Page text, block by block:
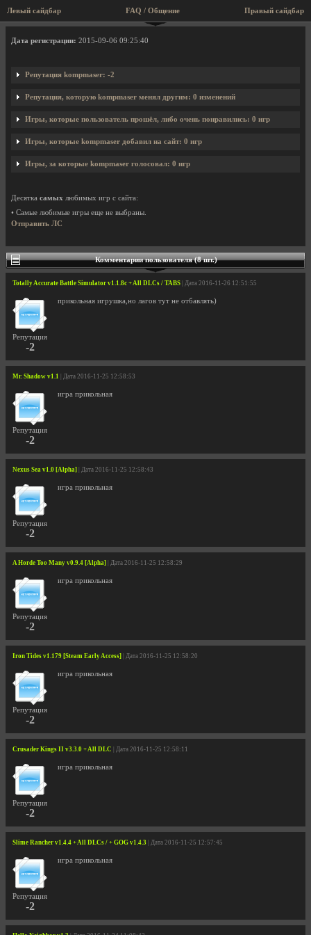
Левый сайдбар Правый сайдбар
FAQ / Общение
Профиль пользователя kompmaser
Дата регистрации: 2015-09-06 09:25:40
Репутация kompmaser: -2
Репутация, которую kompmaser менял другим: 0 изменений
Игры, которые пользователь прошёл, либо очень понравились: 0 игр
Игры, которые kompmaser добавил на сайт: 0 игр
Игры, за которые kompmaser голосовал: 0 игр
Десятка самых любимых игр с сайта:
• Самые любимые игры еще не выбраны.
Отправить ЛС
Комментарии пользователя (8 шт.)
Totally Accurate Battle Simulator v1.1.8c + All DLCs / TABS | Дата 2016-11-26 12:51:55
Репутация
-2
прикольная игрушка,но лагов тут не отбавлять)
Mr. Shadow v1.1 | Дата 2016-11-25 12:58:53
Репутация
-2
игра прикольная
Nexus Sea v1.0 [Alpha] | Дата 2016-11-25 12:58:43
Репутация
-2
игра прикольная
A Horde Too Many v0.9.4 [Alpha] | Дата 2016-11-25 12:58:29
Репутация
-2
игра прикольная
Iron Tides v1.179 [Steam Early Access] | Дата 2016-11-25 12:58:20
Репутация
-2
игра прикольная
Crusader Kings II v3.3.0 + All DLC | Дата 2016-11-25 12:58:11
Репутация
-2
игра прикольная
Slime Rancher v1.4.4 + All DLCs / + GOG v1.4.3 | Дата 2016-11-25 12:57:45
Репутация
-2
игра прикольная